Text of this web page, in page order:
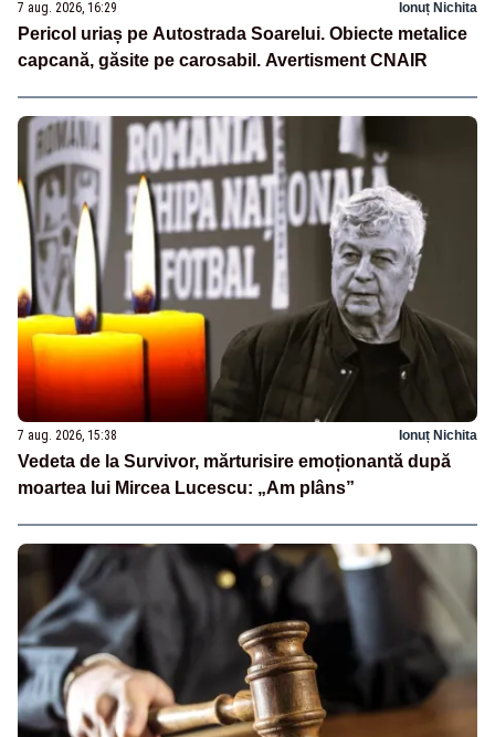
7 aug. 2026, 16:29 Ionuț Nichita
Pericol uriaș pe Autostrada Soarelui. Obiecte metalice
capcană, găsite pe carosabil. Avertisment CNAIR
7 aug. 2026, 15:38 Ionuț Nichita
Vedeta de la Survivor, mărturisire emoționantă după
moartea lui Mircea Lucescu: „Am plâns”